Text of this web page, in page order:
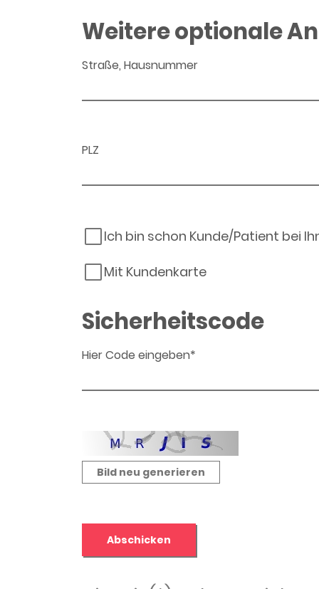
Weitere optionale
Straße, Hausnummer
PLZ
Ich bin schon Kunde/Patient bei
Mit Kundenkarte
Sicherheitscode
Hier Code eingeben*